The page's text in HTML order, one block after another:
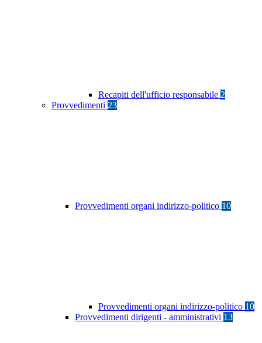
Recapiti dell'ufficio responsabile 2
Provvedimenti 23
Provvedimenti organi indirizzo-politico 10
Provvedimenti organi indirizzo-politico 10
Provvedimenti dirigenti - amministrativi 13